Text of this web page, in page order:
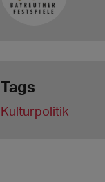
Tags
Kulturpolitik